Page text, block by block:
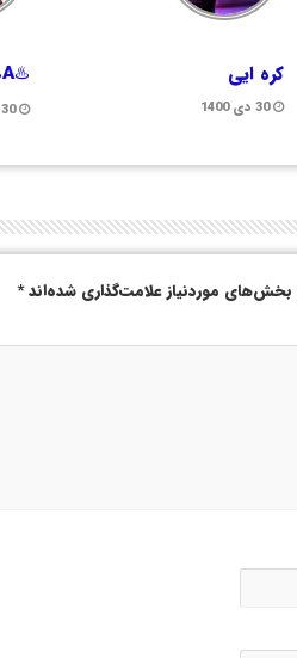
کره ایی
30 دی 1400
♨️CODMOBILCOD♨️A
30 دی 1400
بخش‌های موردنیاز علامت‌گذاری شده‌اند*